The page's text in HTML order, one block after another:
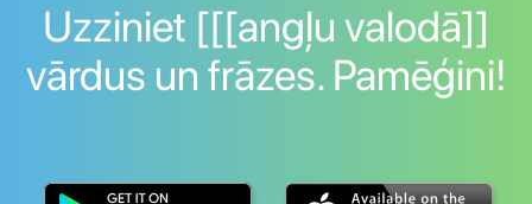
Uzziniet [[[angļu valodā]]
vārdus un frāzes. Pamēģini!